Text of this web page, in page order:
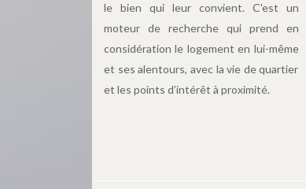
le bien qui leur convient. C'est un
moteur de recherche qui prend en
considération le logement en lui-même
et ses alentours, avec la vie de quartier
et les points d’intérêt à proximité.